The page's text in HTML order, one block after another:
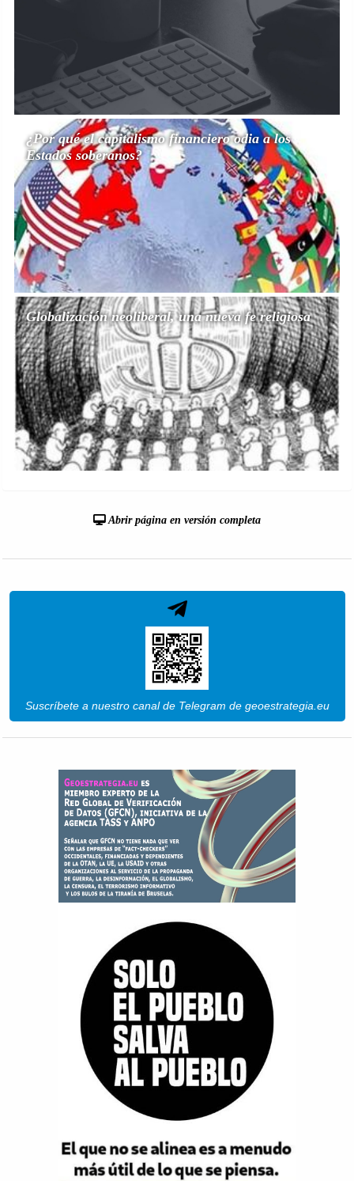
¿Por qué el capitalismo financiero odia a los
Estados soberanos?
Globalización neoliberal, una nueva fe religiosa
Abrir página en versión completa
Suscríbete a nuestro canal de Telegram de geoestrategia.eu